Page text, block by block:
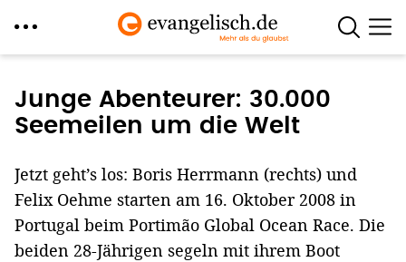
zum
Inhalt
Junge Abenteurer: 30.000
Seemeilen um die Welt
Jetzt geht’s los: Boris Herrmann (rechts) und
Felix Oehme starten am 16. Oktober 2008 in
Portugal beim Portimão Global Ocean Race. Die
beiden 28-Jährigen segeln mit ihrem Boot